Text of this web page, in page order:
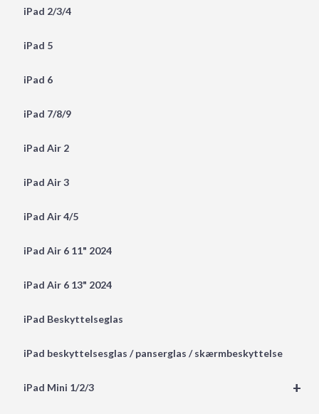
iPad 2/3/4
iPad 5
iPad 6
iPad 7/8/9
iPad Air 2
iPad Air 3
iPad Air 4/5
iPad Air 6 11" 2024
iPad Air 6 13" 2024
iPad Beskyttelseglas
iPad beskyttelsesglas / panserglas / skærmbeskyttelse
+
iPad Mini 1/2/3